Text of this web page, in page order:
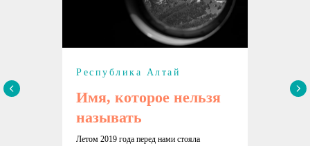
Республика Алтай
Имя, которое нельзя
называть
Летом 2019 года перед нами стояла